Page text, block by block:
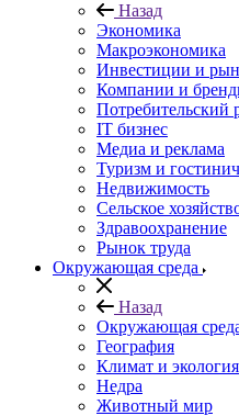
Назад
Экономика
Макроэкономика
Инвестиции и
Компании и
Потребительский
IT бизнес
Медиа и реклама
Туризм и
Недвижимость
Сельское
Здравоохранение
Рынок труда
Окружающая среда
Назад
Окружающая
География
Климат и экология
Недра
Животный мир